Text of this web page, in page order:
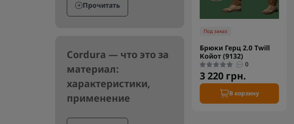
Прочитать
Cordura — что это за
материал:
характеристики,
применение
Под заказ
Брюки Герц 2.0 Twill
Койот (9132)
0
3 220 грн.
В корзину